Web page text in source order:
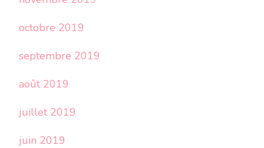
octobre 2019
septembre 2019
août 2019
juillet 2019
juin 2019